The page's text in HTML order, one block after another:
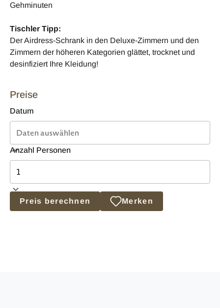
Gehminuten
Tischler Tipp:
Der Airdress-Schrank in den Deluxe-Zimmern und den
Zimmern der höheren Kategorien glättet, trocknet und
desinfiziert Ihre Kleidung!
Preise
Datum
Anzahl Personen
Preis berechnen Merken